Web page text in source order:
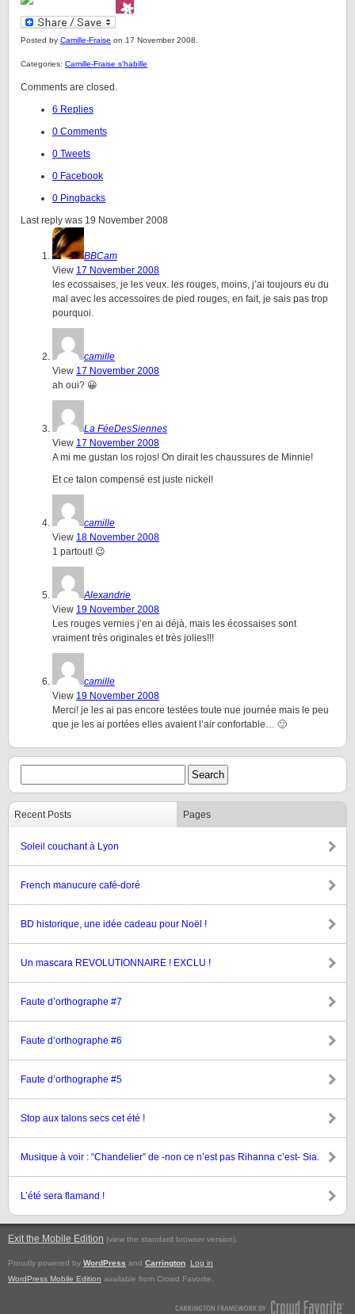
Posted by Camille-Fraise on 17 November 2008.
Categories: Camille-Fraise s'habille
Comments are closed.
6 Replies
0 Comments
0 Tweets
0 Facebook
0 Pingbacks
Last reply was 19 November 2008
BBCam
View 17 November 2008
les ecossaises, je les veux. les rouges, moins, j’ai toujours eu du
mal avec les accessoires de pied rouges, en fait, je sais pas trop
pourquoi.
camille
View 17 November 2008
ah oui? 😀
La FéeDesSiennes
View 17 November 2008
A mi me gustan los rojos! On dirait les chaussures de Minnie!
Et ce talon compensé est juste nickel!
camille
View 18 November 2008
1 partout! 😉
Alexandrie
View 19 November 2008
Les rouges vernies j’en ai déjà, mais les écossaises sont
vraiment très originales et très jolies!!!
camille
View 19 November 2008
Merci! je les ai pas encore testées toute nue journée mais le peu
que je les ai portées elles avaient l’air confortable… 🙂
Recent Posts Pages
Soleil couchant à Lyon
French manucure café-doré
BD historique, une idée cadeau pour Noël !
Un mascara REVOLUTIONNAIRE ! EXCLU !
Faute d’orthographe #7
Faute d’orthographe #6
Faute d’orthographe #5
Stop aux talons secs cet été !
Musique à voir : “Chandelier” de -non ce n’est pas Rihanna c’est- Sia.
L’été sera flamand !
Exit the Mobile Edition (view the standard browser version).
Proudly powered by WordPress and Carrington
Log in
WordPress Mobile Edition available from Crowd Favorite.